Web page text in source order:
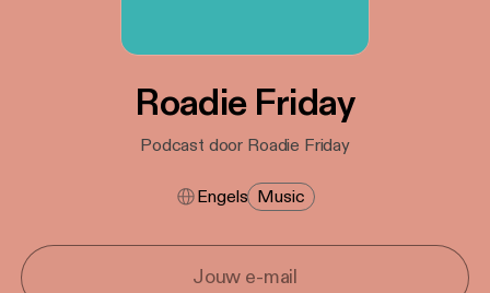
Roadie Friday
Podcast door Roadie Friday
Engels Music